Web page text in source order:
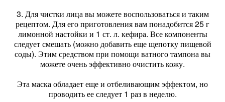
3. Для чистки лица вы можете воспользоваться и таким
рецептом. Для его приготовления вам понадобится 25 г
лимонной настойки и 1 ст. л. кефира. Все компоненты
следует смешать (можно добавить еще щепотку пищевой
соды). Этим средством при помощи ватного тампона вы
можете очень эффективно очистить кожу.
Эта маска обладает еще и отбеливающим эффектом, но
проводить ее следует 1 раз в неделю.